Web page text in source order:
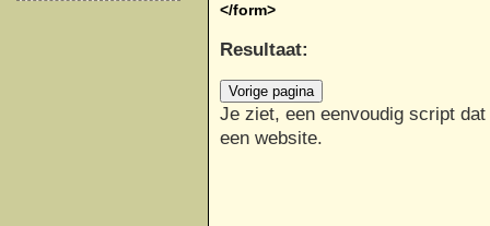
</form>
Resultaat:
Je ziet, een eenvoudig script
een website.